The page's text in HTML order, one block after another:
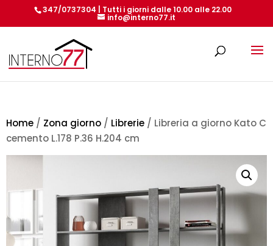
347/0737304 | Tutti i giorni dalle 10.00 alle 22.00
info@interno77.it
Home / Zona giorno / Librerie / Libreria a giorno Kato C
cemento L.178 P.36 H.204 cm